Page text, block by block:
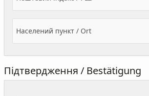
Населений пункт / Ort
Підтвердження / Bestätigung